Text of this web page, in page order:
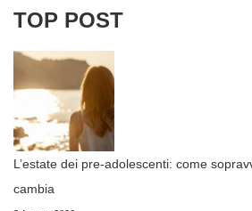
TOP POST
L’estate dei pre-adolescenti: come
cambia